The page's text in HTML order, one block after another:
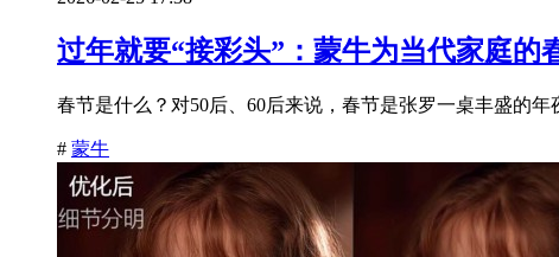
过年就要“接彩头”：蒙牛为当代家庭的
春节是什么？对50后、60后来说，春节是张罗一桌丰盛的
# 蒙牛